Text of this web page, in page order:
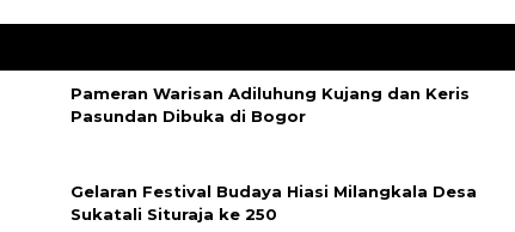
‎Pameran Warisan Adiluhung Kujang dan Keris
Pasundan Dibuka di Bogor
‎Gelaran Festival Budaya Hiasi Milangkala Desa
Sukatali Situraja ke 250